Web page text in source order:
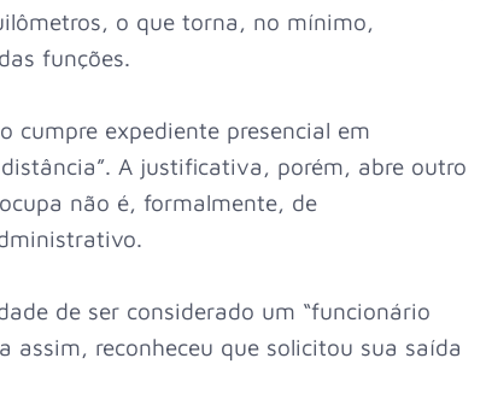
o que torna, no mínimo,
funções.
cumpre expediente presencial em
A justificativa, porém, abre outro
não é, formalmente, de
de ser considerado um “funcionário
assim, reconheceu que solicitou sua saída